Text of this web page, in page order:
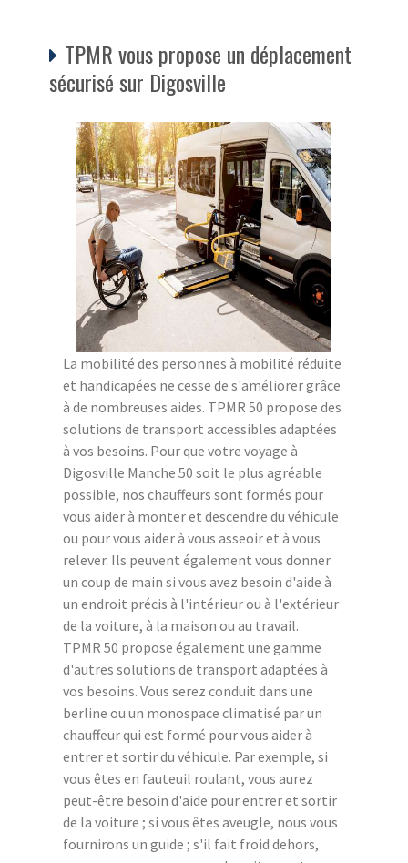
TPMR vous propose un déplacement
sécurisé sur Digosville
La mobilité des personnes à mobilité réduite
et handicapées ne cesse de s'améliorer grâce
à de nombreuses aides. TPMR 50 propose des
solutions de transport accessibles adaptées
à vos besoins. Pour que votre voyage à
Digosville Manche 50 soit le plus agréable
possible, nos chauffeurs sont formés pour
vous aider à monter et descendre du véhicule
ou pour vous aider à vous asseoir et à vous
relever. Ils peuvent également vous donner
un coup de main si vous avez besoin d'aide à
un endroit précis à l'intérieur ou à l'extérieur
de la voiture, à la maison ou au travail.
TPMR 50 propose également une gamme
d'autres solutions de transport adaptées à
vos besoins. Vous serez conduit dans une
berline ou un monospace climatisé par un
chauffeur qui est formé pour vous aider à
entrer et sortir du véhicule. Par exemple, si
vous êtes en fauteuil roulant, vous aurez
peut-être besoin d'aide pour entrer et sortir
de la voiture ; si vous êtes aveugle, nous vous
fournirons un guide ; s'il fait froid dehors,